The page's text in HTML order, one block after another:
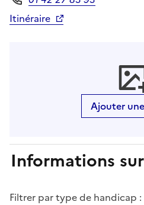
Téléphone
Itinéraire
Ajouter
Informations
Filtrer par type de handicap :